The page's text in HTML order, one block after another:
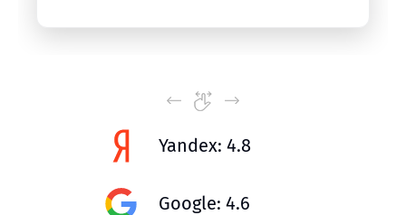
Yandex: 4.8
Google: 4.6